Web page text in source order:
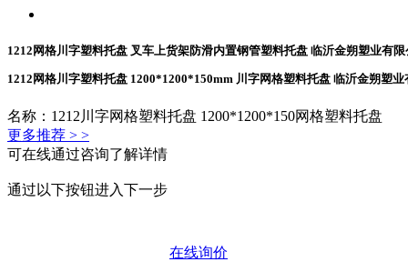
1212网格川字塑料托盘 叉车上货架防滑内置钢管塑料托盘 临沂金朔塑业有限
1212网格川字塑料托盘 1200*1200*150mm 川字网格塑料托盘 临沂金朔塑业
名称：1212川字网格塑料托盘 1200*1200*150网格塑料托盘
更多推荐 > >
可在线通过咨询了解详情
通过以下按钮进入下一步
在线询价